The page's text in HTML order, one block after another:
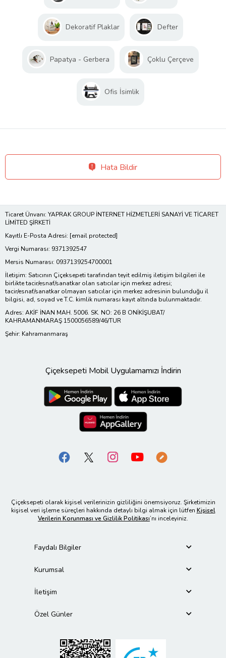
Dekoratif Plaklar Defter
Papatya - Gerbera Çoklu Çerçeve
Ofis İsimlik
Hata Bildir
Ticaret Ünvanı: YAPRAK GROUP İNTERNET HİZMETLERİ SANAYİ VE TİCARET
LİMİTED ŞİRKETİ
Kayıtlı E-Posta Adresi: [email protected]
Vergi Numarası: 9371392547
Mersis Numarası: 0937139254700001
İletişim: Satıcının Çiçeksepeti tarafından teyit edilmiş iletişim bilgileri ile
birlikte tacir/esnaf/sanatkar olan satıcılar için merkez adresi;
tacir/esnaf/sanatkar olmayan satıcılar için merkez adresinin bulunduğu il
bilgisi, ad, soyad ve T.C. kimlik numarası kayıt altında bulunmaktadır.
Adres: AKİF İNAN MAH. 5006. SK. NO: 26 B ONİKİŞUBAT/
KAHRAMANMARAŞ 1500056589/46/TUR
Şehir: Kahramanmaraş
Çiçeksepeti Mobil Uygulamamızı İndirin
Çiçeksepeti olarak kişisel verilerinizin gizliliğini önemsiyoruz. Şirketimizin
kişisel veri işleme süreçleri hakkında detaylı bilgi almak için lütfen Kişisel
Verilerin Korunması ve Gizlilik Politikası’nı inceleyiniz.
Faydalı Bilgiler
Kurumsal
İletişim
Özel Günler